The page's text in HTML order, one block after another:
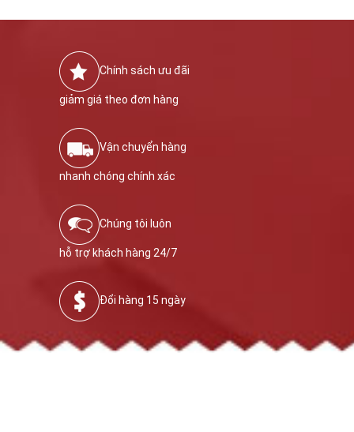
Chính sách ưu đãi
giảm giá theo đơn hàng
Vận chuyển hàng
nhanh chóng chính xác
Chúng tôi luôn
hỗ trợ khách hàng 24/7
Đổi hàng 15 ngày